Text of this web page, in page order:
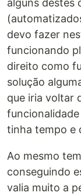
alguns destes
devo fazer
funcionando
direito como
solução
que iria voltar
tinha tempo e
Ao mesmo
conseguindo
valia muito a